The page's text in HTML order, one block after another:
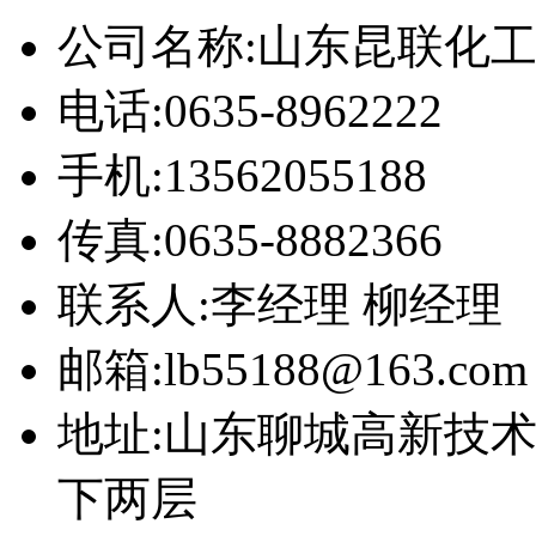
公司名称:山东昆联化
电话:0635-8962222
手机:13562055188
传真:0635-8882366
联系人:李经理 柳经理
邮箱:lb55188@163.com
地址:山东聊城高新技
下两层